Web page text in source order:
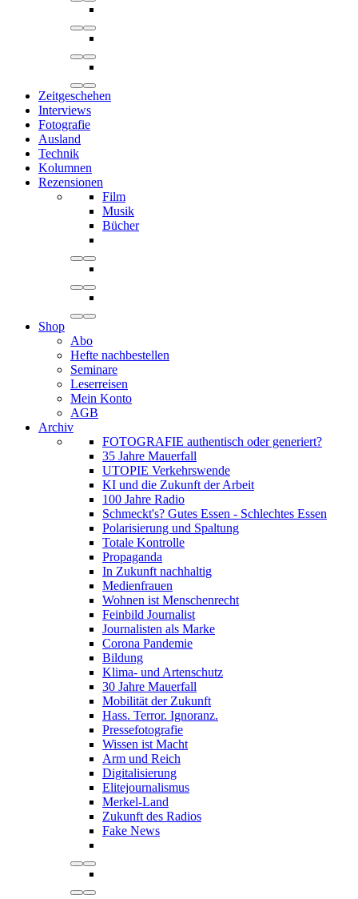
Zeitgeschehen
Interviews
Fotografie
Ausland
Technik
Kolumnen
Rezensionen
Film
Musik
Bücher
Shop
Abo
Hefte nachbestellen
Seminare
Leserreisen
Mein Konto
AGB
Archiv
FOTOGRAFIE authentisch oder generiert?
35 Jahre Mauerfall
UTOPIE Verkehrswende
KI und die Zukunft der Arbeit
100 Jahre Radio
Schmeckt's? Gutes Essen - Schlechtes Essen
Polarisierung und Spaltung
Totale Kontrolle
Propaganda
In Zukunft nachhaltig
Medienfrauen
Wohnen ist Menschenrecht
Feinbild Journalist
Journalisten als Marke
Corona Pandemie
Bildung
Klima- und Artenschutz
30 Jahre Mauerfall
Mobilität der Zukunft
Hass. Terror. Ignoranz.
Pressefotografie
Wissen ist Macht
Arm und Reich
Digitalisierung
Elitejournalismus
Merkel-Land
Zukunft des Radios
Fake News